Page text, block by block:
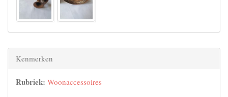
Kenmerken
Rubriek: Woonaccessoires